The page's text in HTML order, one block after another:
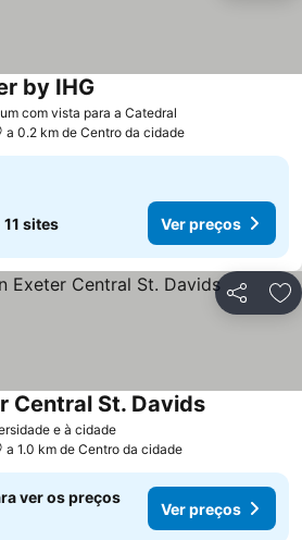
com vista para a Catedral
by IHG
a 0.2 km de Centro da cidade
11 sites Ver preços
Partilhar
e à cidadeVer preços
Central St. DavidsVer preços
a 1.0 km de Centro da cidade
ver os preços
Ver preços